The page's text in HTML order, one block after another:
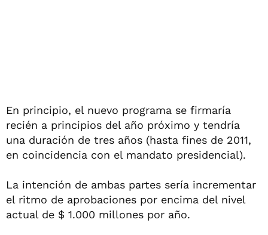
En principio, el nuevo programa se firmaría
recién a principios del año próximo y tendría
una duración de tres años (hasta fines de 2011,
en coincidencia con el mandato presidencial).
La intención de ambas partes sería incrementar
el ritmo de aprobaciones por encima del nivel
actual de $ 1.000 millones por año.